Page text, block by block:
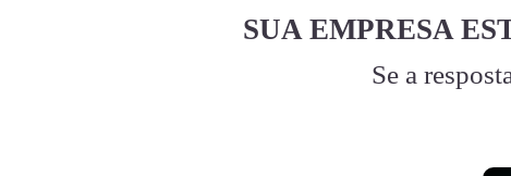
SUA EMPRESA
Se a